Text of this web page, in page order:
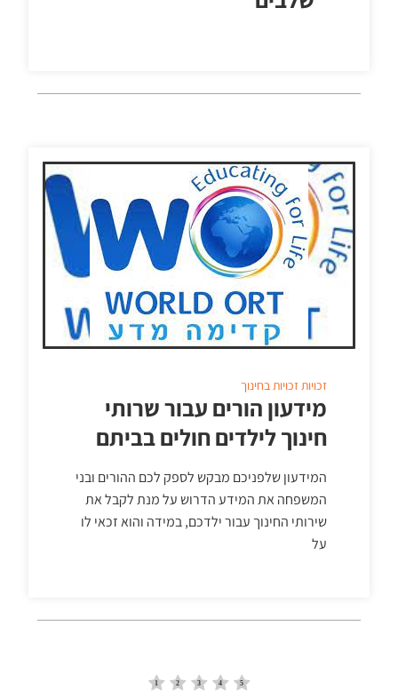
זכויותזכויות בחינוך
מידעון הורים עבור שרותי
חינוך לילדים חולים בביתם
המידעון שלפניכם מבקש לספק לכם ההורים ובני
המשפחה את המידע הדרוש על מנת לקבל את
שירותי החינוך עבור ילדכם, במידה והוא זכאי לו
על